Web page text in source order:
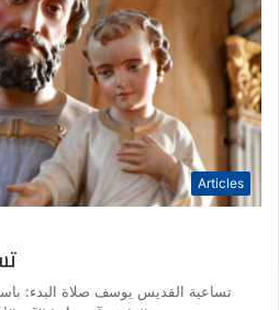
Articles
تساعية القديس يوسف صلاة البدء: